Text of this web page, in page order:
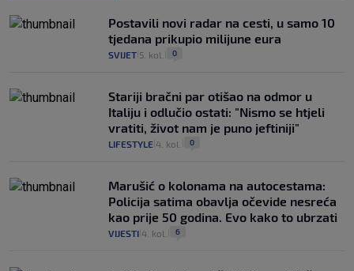
Postavili novi radar na cesti, u samo 10
tjedana prikupio milijune eura
SVIJET 5. kol. 0
Stariji bračni par otišao na odmor u
Italiju i odlučio ostati: "Nismo se htjeli
vratiti, život nam je puno jeftiniji"
LIFESTYLE 4. kol. 0
Marušić o kolonama na autocestama:
Policija satima obavlja očevide nesreća
kao prije 50 godina. Evo kako to ubrzati
VIJESTI 4. kol. 6